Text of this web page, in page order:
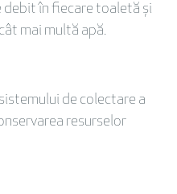
în fiecare toaletă și
mai multă apă.
de colectare a
resurselor